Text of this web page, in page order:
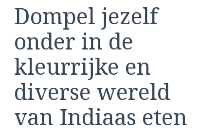
Dompel jezelf
onder in de
kleurrijke en
diverse wereld
van Indiaas eten